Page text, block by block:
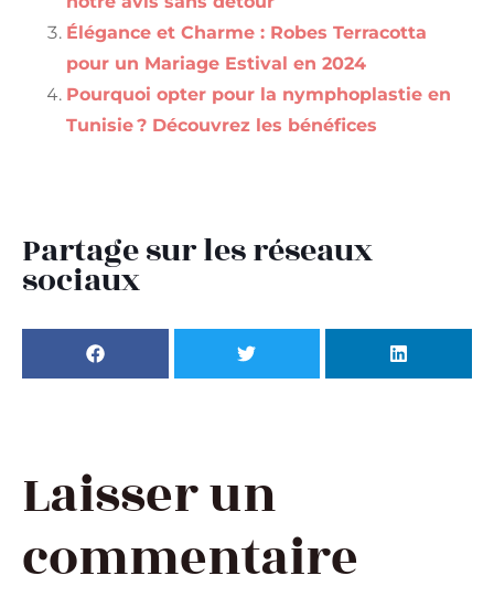
Élégance et Charme : Robes Terracotta
pour un Mariage Estival en 2024
Pourquoi opter pour la nymphoplastie en
Tunisie ? Découvrez les bénéfices
Partage sur les réseaux
sociaux
Laisser un
commentaire